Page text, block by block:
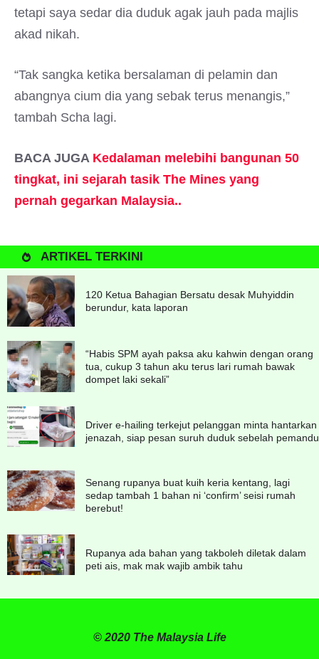
tetapi saya sedar dia duduk agak jauh pada majlis
akad nikah.
“Tak sangka ketika bersalaman di pelamin dan
abangnya cium dia yang sebak terus menangis,”
tambah Scha lagi.
BACA JUGA Kedalaman melebihi bangunan 50
tingkat, ini sejarah tasik The Mines yang
pernah gegarkan Malaysia..
ARTIKEL TERKINI
120 Ketua Bahagian Bersatu desak Muhyiddin
berundur, kata laporan
“Habis SPM ayah paksa aku kahwin dengan orang
tua, cukup 3 tahun aku terus lari rumah bawak
dompet laki sekali”
Driver e-hailing terkejut pelanggan minta hantarkan
jenazah, siap pesan suruh duduk sebelah pemandu
Senang rupanya buat kuih keria kentang, lagi
sedap tambah 1 bahan ni ‘confirm’ seisi rumah
berebut!
Rupanya ada bahan yang takboleh diletak dalam
peti ais, mak mak wajib ambik tahu
© 2020 The Malaysia Life